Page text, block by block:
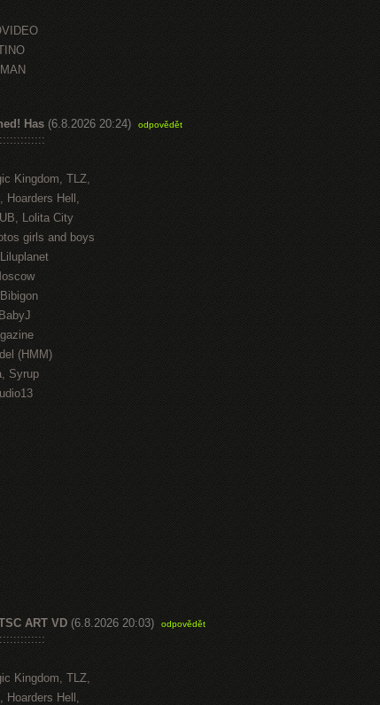
Has (6.8.2026 20:24) odpovědět
Kingdom, TLZ,
Hoarders Hell,
Lolita City
girls and boys
(HMM)
Syrup
ART VD (6.8.2026 20:03) odpovědět
Kingdom, TLZ,
Hoarders Hell,